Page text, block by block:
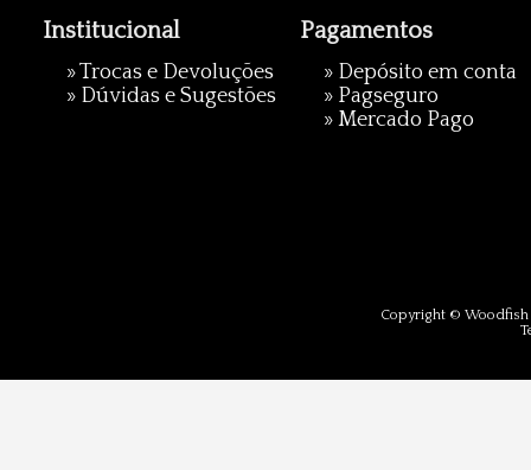
Institucional
»Trocas e Devoluções
» Dúvidas e Sugestões
Pagamentos
» Depósito em conta
» Pagseguro
» Mercado Pago
Copyright © Woodfish